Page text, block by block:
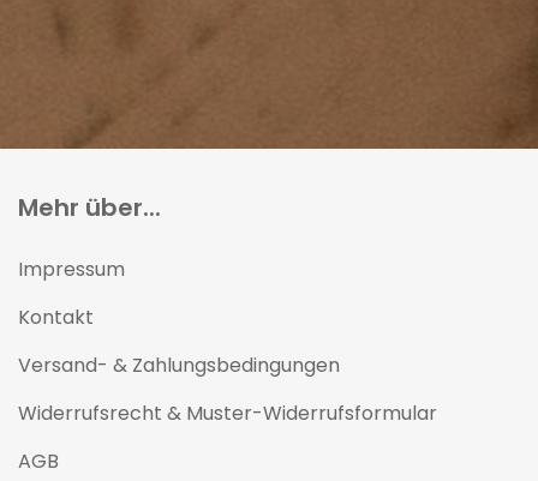
Mehr über...
Impressum
Kontakt
Versand- & Zahlungsbedingungen
Widerrufsrecht & Muster-Widerrufsformular
AGB